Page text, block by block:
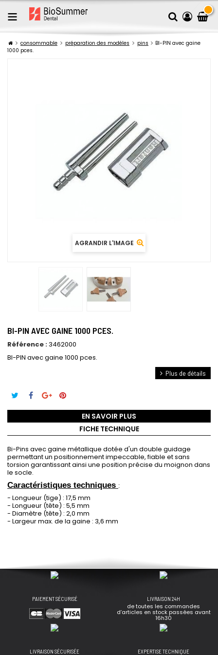
consommable préparation des modéles pins
BI-PIN avec gaine
1000 pces.
AGRANDIR L'IMAGE
BI-PIN AVEC GAINE 1000 PCES.
Référence :3462000
BI-PIN avec gaine 1000 pces.
Plus de détails
EN SAVOIR PLUS
FICHE TECHNIQUE
Bi-Pins avec gaine métallique dotée d'un double guidage
permettant un positionnement impeccable, fiable et sans
torsion garantissant ainsi une position précise du moignon dans
le socle.
Caractéristiques techniques :
- Longueur (tige) : 17,5 mm
- Longueur (tête) : 5,5 mm
- Diamètre (tête) : 2,0 mm
- Largeur max. de la gaine : 3,6 mm
PAIEMENT SÉCURISÉ LIVRAISON 24H
de toutes les commandes
d’articles en stock passées avant
16h30
LIVRAISON SÉCURISÉE EXPERTISE TECHNIQUE